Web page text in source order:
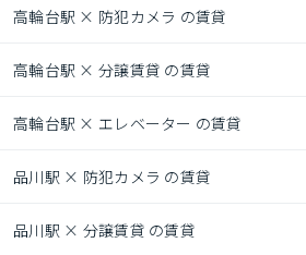
高輪台駅 × 防犯カメラ の賃貸
高輪台駅 × 分譲賃貸 の賃貸
高輪台駅 × エレベーター の賃貸
品川駅 × 防犯カメラ の賃貸
品川駅 × 分譲賃貸 の賃貸